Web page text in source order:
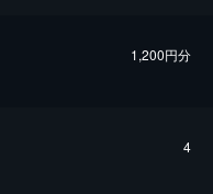
1,200円分
4